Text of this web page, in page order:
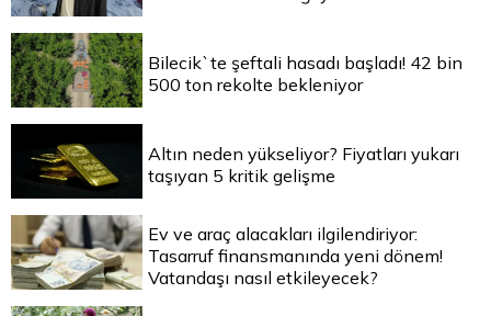
Bilecik`te şeftali hasadı başladı! 42 bin
500 ton rekolte bekleniyor
Altın neden yükseliyor? Fiyatları yukarı
taşıyan 5 kritik gelişme
Ev ve araç alacakları ilgilendiriyor:
Tasarruf finansmanında yeni dönem!
Vatandaşı nasıl etkileyecek?